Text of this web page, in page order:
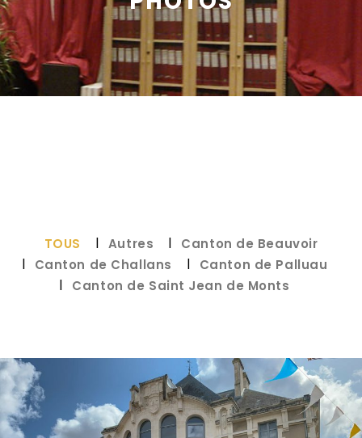
TOUS Autres
Canton de Beauvoir
Canton de Challans
Canton de Palluau
Canton de Saint Jean de Monts